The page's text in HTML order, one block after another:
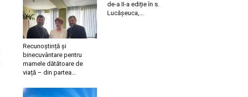
Recunoștință și
binecuvântare pentru
mamele dătătoare de
viață – din partea...
de-a II-a ediție în s.
Lucășeuca,...